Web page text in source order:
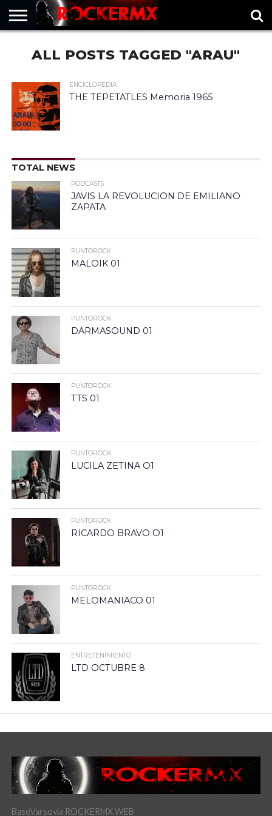
MUSICNEWS
FRAGMENTOS
ROCKERMX
BASEVARSOVIA
PUNTOROCK
ALL POSTS TAGGED "ARAU"
ENCICLOPEDIA
THE TEPETATLES Memoria 1965
TOTAL NEWS
PODCASTS
JAVIS LA REVOLUCION DE EMILIANO
ZAPATA
PUNTOROCK
MALOIK 01
PUNTOROCK
DARMASOUND 01
PUNTOROCK
TTS 01
PUNTOROCK
LUCILA ZETINA O1
PUNTOROCK
RICARDO BRAVO O1
PUNTOROCK
MELOMANIACO 01
ENTRETENIMIENTO
LTD OCTUBRE 8
BaseVarsovia ROCKERMX WEB